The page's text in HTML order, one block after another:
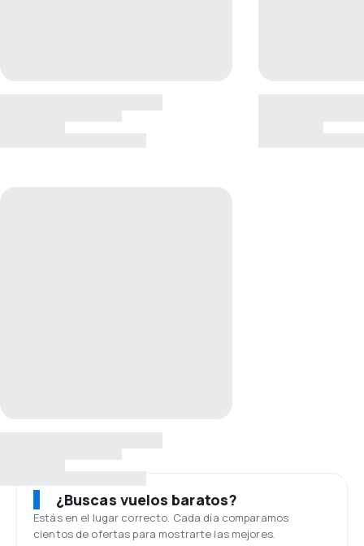
¿Buscas vuelos baratos?
Estás en el lugar correcto. Cada día comparamos
cientos de ofertas para mostrarte las mejores.